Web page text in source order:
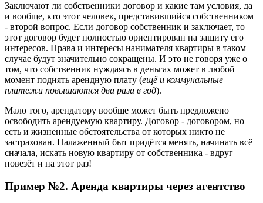
Заключают ли собственники договор и какие там условия, да
и вообще, кто этот человек, представившийся собственником
- второй вопрос. Если договор собственник и заключает, то
этот договор будет полностью ориентирован на защиту его
интересов. Права и интересы нанимателя квартиры в таком
случае будут значительно сокращены. И это не говоря уже о
том, что собственник нуждаясь в деньгах может в любой
момент поднять арендную плату (ещё и коммунальные
платежи повышаются два раза в год).
Мало того, арендатору вообще может быть предложено
освободить арендуемую квартиру. Договор - договором, но
есть и жизненные обстоятельства от которых никто не
застрахован. Налаженный быт придётся менять, начинать всё
сначала, искать новую квартиру от собственника - вдруг
повезёт и на этот раз!
Пример №2. Аренда квартиры через агентство